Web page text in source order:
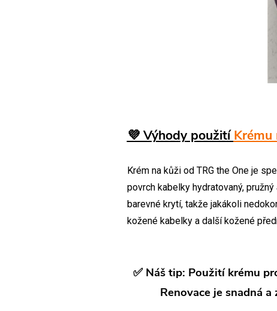
💜 Výhody použitíKrému
Krém na kůži od TRG the One je
povrch kabelky hydratovaný,
barevné krytí, takže jakákoli
kožené kabelky a další kožené
✅ Náš tip: Použití krému
Renovace je snadná